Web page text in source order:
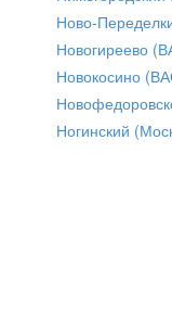
Ново-
Новогиреево
Новокосино
Ногинский